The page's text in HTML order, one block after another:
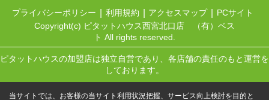
プライバシーポリシー 利用規約 アクセスマップ
PCサイト
Copyright(c) ピタットハウス西宮北口店 （有）ベス
ト All rights reserved.
ピタットハウスの加盟店は独立自営であり、各店舗の責任のもと運営を
しております。
当サイトでは、お客様の当サイト利用状況把握、サービス向上検討を目的と